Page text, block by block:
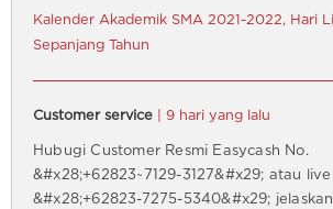
Kalender Akademik SMA 2021-2022, Hari
Sepanjang Tahun
Customer service | 9 hari yang lalu
Hubugi Customer Resmi Easycash No.
&#x28;+62823~7129-3127&#x29; atau
&#x28;+62823-7275-5340&#x29;